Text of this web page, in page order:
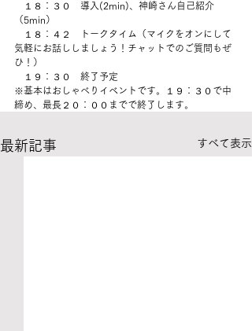
１８：３０　導入(2min)、神崎さん自己紹介
（5min）
１８：４２　トークタイム（マイクをオンにして
気軽にお話ししましょう！チャットでのご質問もぜ
ひ！）
１９：３０　終了予定
※基本はおしゃべりイベントです。１９：３０で中
締め、最長２０：００までで終了します。
最新記事 すべて表示